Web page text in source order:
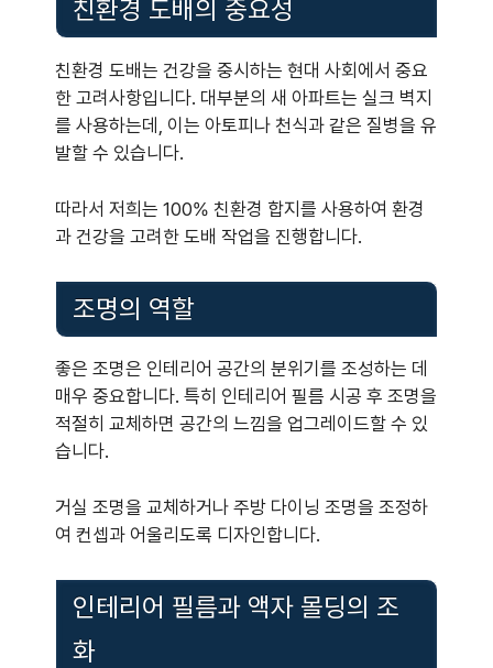
친환경 도배의 중요성
친환경 도배는 건강을 중시하는 현대 사회에서 중요
한 고려사항입니다. 대부분의 새 아파트는 실크 벽지
를 사용하는데, 이는 아토피나 천식과 같은 질병을 유
발할 수 있습니다.
따라서 저희는 100% 친환경 합지를 사용하여 환경
과 건강을 고려한 도배 작업을 진행합니다.
조명의 역할
좋은 조명은 인테리어 공간의 분위기를 조성하는 데
매우 중요합니다. 특히 인테리어 필름 시공 후 조명을
적절히 교체하면 공간의 느낌을 업그레이드할 수 있
습니다.
거실 조명을 교체하거나 주방 다이닝 조명을 조정하
여 컨셉과 어울리도록 디자인합니다.
인테리어 필름과 액자 몰딩의 조
화